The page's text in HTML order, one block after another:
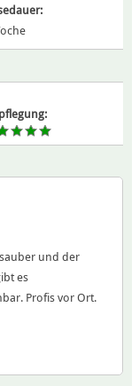
und der
es
Profis vor Ort.